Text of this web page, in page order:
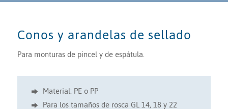
Conos y arandelas de sellado
Para monturas de pincel y de espátula.
Material: PE o PP
Para los tamaños de rosca GL 14, 18 y 22